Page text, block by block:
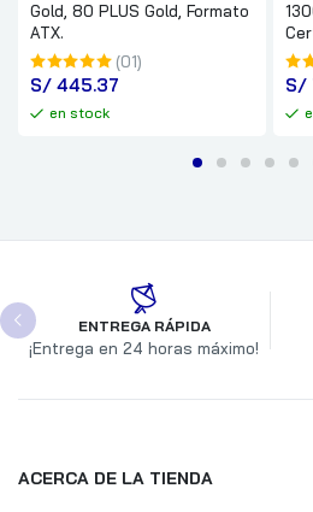
Gold, 80 PLUS Gold, Formato
ATX.
(01)
S/ 445.37
en stock
S/
ENTREGA RÁPIDA
¡Entrega en 24 horas máximo!
ACERCA DE LA TIENDA